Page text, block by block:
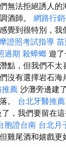
無法拒絕誘人的
酒師。 網路行
覺到很特別，我
證照考試指導
過期 殺蟑螂 遊
點，但我們不
沒有選擇岩石海
推薦 沙灘旁邊建
。 台北牙醫推薦
，我們要留在這
胞證台南 台北月
雞尾酒和嬉戲更